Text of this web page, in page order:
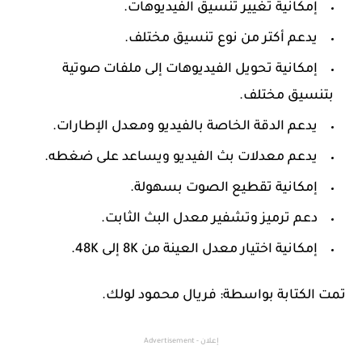
إمكانية تغيير تنسيق الفيديوهات.
يدعم أكتر من نوع تنسيق مختلف.
إمكانية تحويل الفيديوهات إلى ملفات صوتية
بتنسيق مختلف.
يدعم الدقة الخاصة بالفيديو ومعدل الإطارات.
يدعم معدلات بث الفيديو ويساعد على ضغطه.
إمكانية تقطيع الصوت بسهولة.
دعم ترميز وتشفير معدل البث الثابت.
إمكانية اختيار معدل العينة من 8K إلى 48K.
تمت الكتابة بواسطة: فريال محمود لولك.
إعلان - Advertisement